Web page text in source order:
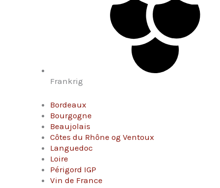
Frankrig
Bordeaux
Bourgogne
Beaujolais
Côtes du Rhône og Ventoux
Languedoc
Loire
Périgord IGP
Vin de France